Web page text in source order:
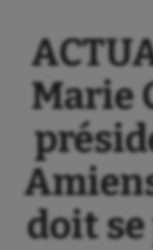
Marie
doit